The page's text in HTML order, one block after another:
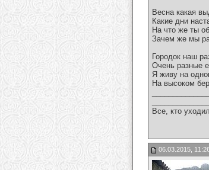
Весна какая
Какие дни
На что же ты
Зачем же мы
Городок наш
Очень разные
Я живу на
На высоком
Все, кто
06.03.2015,